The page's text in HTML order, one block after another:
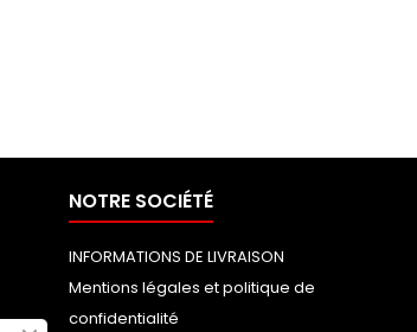
NOTRE SOCIÉTÉ
INFORMATIONS DE LIVRAISON
Mentions légales et politique de
confidentialité